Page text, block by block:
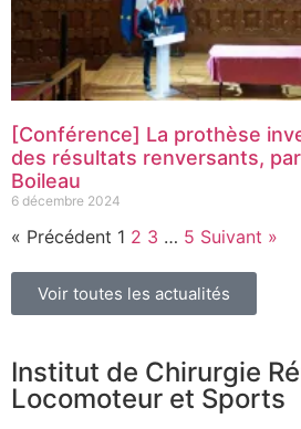
[Conférence] La prothèse
des résultats renversants,
Boileau
6 décembre 2024
« Précédent 1 2 3 … 5 Suivant »
Voir toutes les actualités
Institut de Chirurgie
Locomoteur et Sports